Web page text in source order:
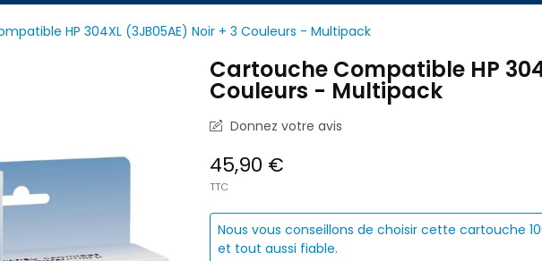
HP 304XL (3JB05AE) Noir + 3 Couleurs - Multipack
Cartouche Compatible HP
Couleurs - Multipack
Donnez votre avis
45,90 €
TTC
Nous vous conseillons de choisir cette cartouche
et tout aussi fiable.